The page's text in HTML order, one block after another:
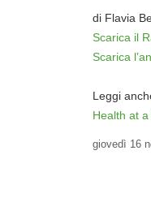
di Flavia
Scarica il
Scarica
Leggi
Health at
giovedì 16